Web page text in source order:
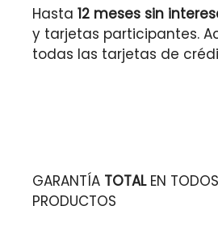
Hasta 12 meses sin
y tarjetas participantes.
todas las tarjetas de
GARANTÍA TOTALEN
PRODUCTOS